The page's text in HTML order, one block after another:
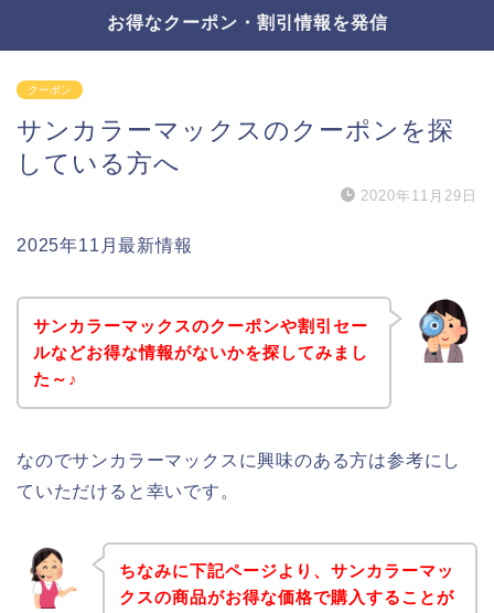
お得なクーポン・割引情報を発信
クーポン
サンカラーマックスのクーポンを探
している方へ
2020年11月29日
2025年11月最新情報
サンカラーマックスのクーポンや割引セー
ルなどお得な情報がないかを探してみまし
た～♪
なのでサンカラーマックスに興味のある方は参考にし
ていただけると幸いです。
ちなみに下記ページより、サンカラーマッ
クスの商品がお得な価格で購入することが